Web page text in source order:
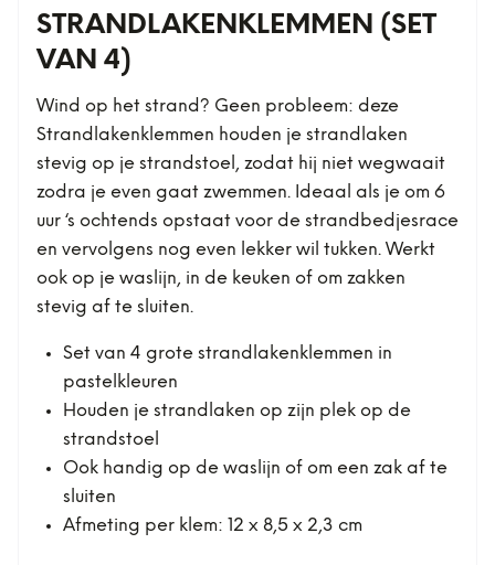
STRANDLAKENKLEMMEN (SET
VAN 4)
Wind op het strand? Geen probleem: deze
Strandlakenklemmen houden je strandlaken
stevig op je strandstoel, zodat hij niet wegwaait
zodra je even gaat zwemmen. Ideaal als je om 6
uur ‘s ochtends opstaat voor de strandbedjesrace
en vervolgens nog even lekker wil tukken. Werkt
ook op je waslijn, in de keuken of om zakken
stevig af te sluiten.
Set van 4 grote strandlakenklemmen in
pastelkleuren
Houden je strandlaken op zijn plek op de
strandstoel
Ook handig op de waslijn of om een zak af te
sluiten
Afmeting per klem: 12 x 8,5 x 2,3 cm